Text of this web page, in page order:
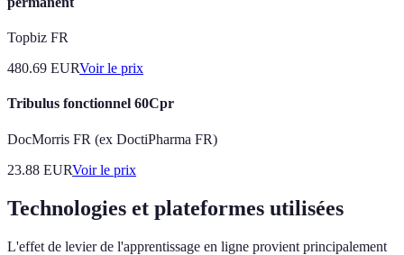
Topbiz FR
480.69 EURVoir le prix
Tribulus fonctionnel 60Cpr
DocMorris FR (ex DoctiPharma FR)
23.88 EURVoir le prix
Technologies et plateformes utilisées
L'effet de levier de l'apprentissage en ligne provient principalement